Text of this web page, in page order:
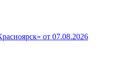
от 07.08.2026